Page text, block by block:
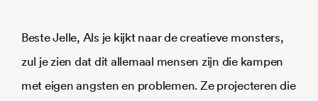
Beste Jelle, Als je kijkt naar de creatieve monsters,
zul je zien dat dit allemaal mensen zijn die kampen
met eigen angsten en problemen. Ze projecteren die